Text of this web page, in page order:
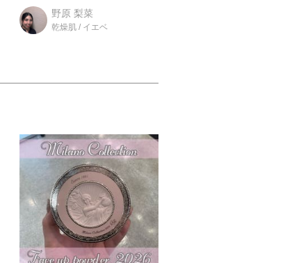
なる方はコレ！
野原 梨菜
乾燥肌 / イエベ